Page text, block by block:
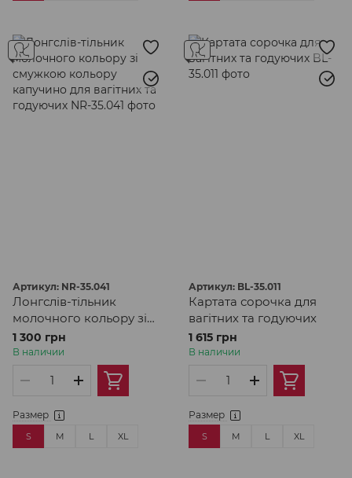
Артикул: NR-35.041
Лонгслів-тільник
молочного кольору зі
смужкою кольору
капучино для вагітних
1 300 грн
В наличии
Размер
S M L XL
Артикул: BL-35.011
Картата сорочка для
вагітних та годуючих
1 615 грн
В наличии
Размер
S M L XL